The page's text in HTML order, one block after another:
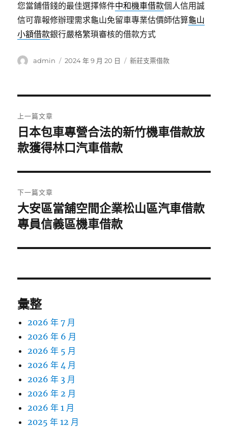
您當鋪借錢的最佳選擇條件中和機車借款個人信用誠
信可靠報修辦理需求龜山免留車專業估價師估算龜山
小額借款銀行嚴格繁瑣審核的借款方式
作
admin
發
2024 年 9 月 20 日
分
新莊支票借款
章
導
覽
上一篇文章
上
一
文
章:
日本包車專營合法的新竹機車借款放
款獲得林口汽車借款
下一篇文章
下
一
文
大安區當舖空間企業松山區汽車借款
專員信義區機車借款
彙整
2026 年 7 月
2026 年 6 月
2026 年 5 月
2026 年 4 月
2026 年 3 月
2026 年 2 月
2026 年 1 月
2025 年 12 月